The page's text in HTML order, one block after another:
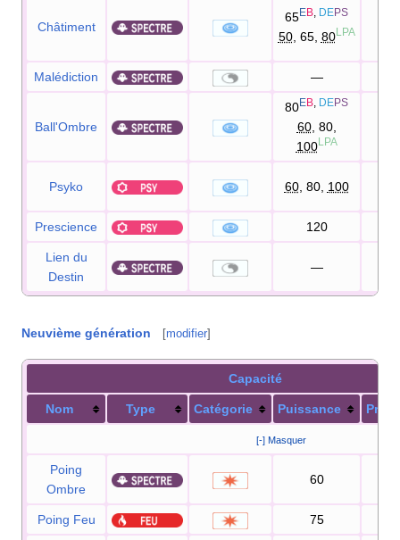
Châtiment
65EB DEPS
50, 65, 80 LPA
Malédiction —
Ball'Ombre
80EB DEPS
60, 80,
100 LPA
Psyko 60, 80, 100
Prescience 120
Lien du
Destin
—
Neuvième génération [modifier]
Capacité
Nom Type Catégorie Puissance
[-] Masquer
Poing
Ombre
60
Poing Feu 75